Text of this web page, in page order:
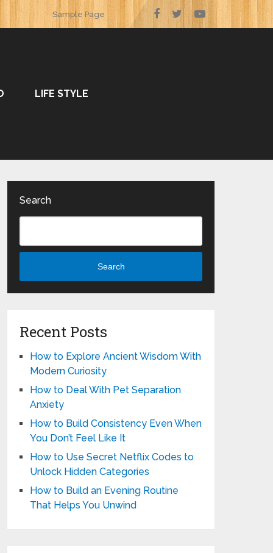
Sample Page
LIFE STYLE
Search
Search
Recent Posts
How to Explore Ancient Wisdom With
Modern Curiosity
How to Deal With Pet Separation
Anxiety
How to Build Consistency Even When
You Don’t Feel Like It
How to Use Secret Netflix Codes to
Unlock Hidden Categories
How to Build an Evening Routine
That Helps You Unwind